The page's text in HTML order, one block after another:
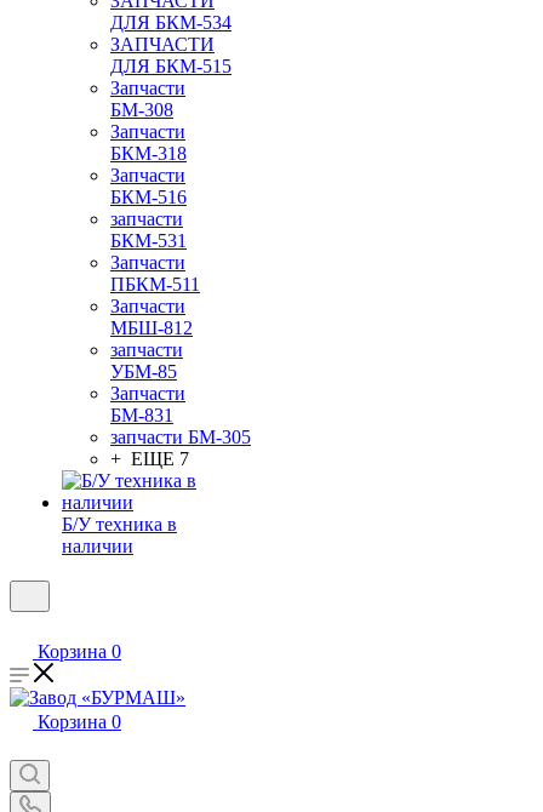
ДЛЯ БКМ-534
ЗАПЧАСТИ
ДЛЯ БКМ-515
Запчасти
БМ-308
Запчасти
БКМ-318
Запчасти
БКМ-516
запчасти
БКМ-531
Запчасти
ПБКМ-511
Запчасти
МБШ-812
запчасти
УБМ-85
Запчасти
БМ-831
запчасти БМ-305
+ ЕЩЕ 7
Б/У техника в
наличии
Корзина 0
Корзина 0